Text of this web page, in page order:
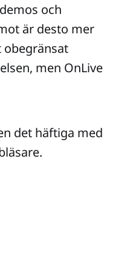
och
är desto mer
obegränsat
men OnLive
det häftiga med